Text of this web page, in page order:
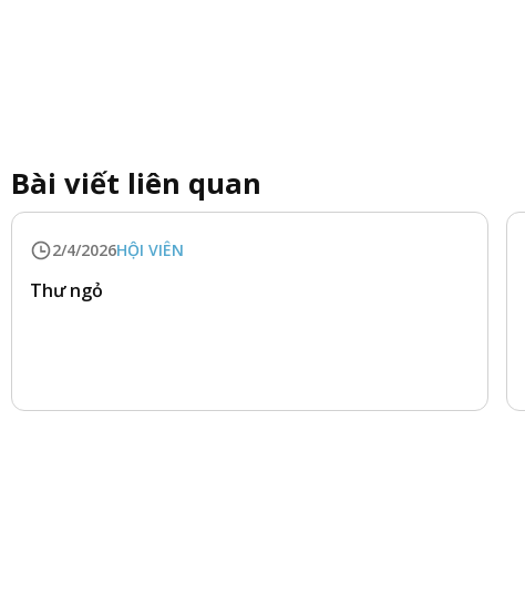
Bài viết liên quan
2/4/2026HỘI VIÊN
Thư ngỏ